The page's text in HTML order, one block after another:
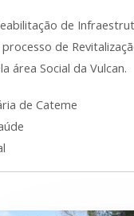
de
de
área Social da Vulcan.
de Cateme​